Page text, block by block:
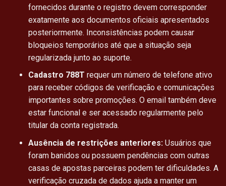
fornecidos durante o registro devem corresponder
exatamente aos documentos oficiais apresentados
posteriormente. Inconsistências podem causar
bloqueios temporários até que a situação seja
regularizada junto ao suporte.
Cadastro 788T requer um número de telefone ativo
para receber códigos de verificação e comunicações
importantes sobre promoções. O email também deve
estar funcional e ser acessado regularmente pelo
titular da conta registrada.
Ausência de restrições anteriores:Usuários que
foram banidos ou possuem pendências com outras
casas de apostas parceiras podem ter dificuldades. A
verificação cruzada de dados ajuda a manter um